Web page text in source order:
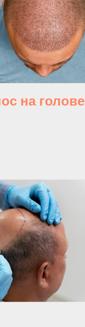
на голове